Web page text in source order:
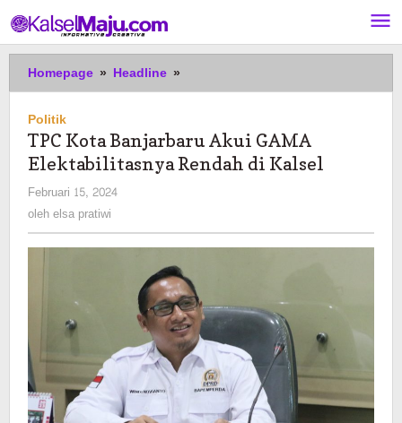
ke
konten
Homepage » Headline »
Kota
GAMA
Elektabilitasnya
Politik
TPC Kota Banjarbaru Akui GAMA
Elektabilitasnya Rendah di Kalsel
Februari 15, 2024
olehelsa pratiwi